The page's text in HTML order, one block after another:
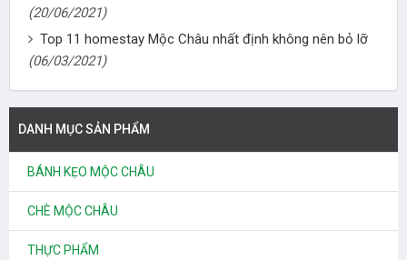
(20/06/2021)
Top 11 homestay Mộc Châu nhất định không nên bỏ lỡ
(06/03/2021)
DANH MỤC SẢN PHẨM
BÁNH KẸO MỘC CHÂU
CHÈ MỘC CHÂU
THỰC PHẨM